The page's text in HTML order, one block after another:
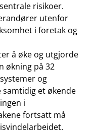
risikoer.
utenfor
i foretak og
å øke og utgjorde
økning på 32
og
et økende
i
fortsatt må